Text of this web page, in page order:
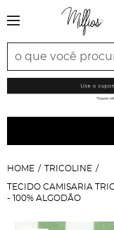
HOME TRICOLINE
TECIDO CAMISARIA
- 100% ALGODÃO